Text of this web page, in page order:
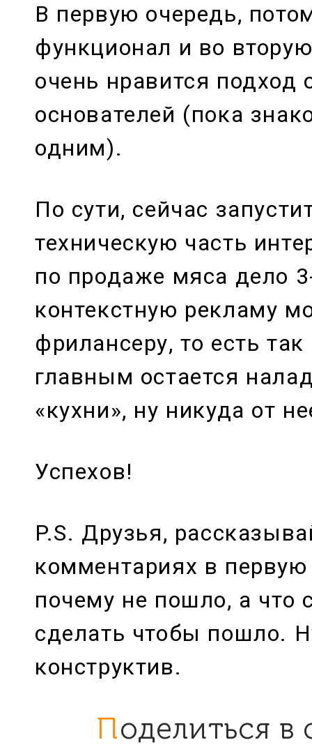
В первую очередь,
функционал и во
очень нравится подход
основателей (пока
одним).
По сути, сейчас
техническую часть
по продаже мяса дело
контекстную рекламу
фрилансеру, то есть
главным остается
«кухни», ну никуда от
Успехов!
P.S. Друзья,
комментариях в
почему не пошло, а что
сделать чтобы пошло.
конструктив.
Поделиться